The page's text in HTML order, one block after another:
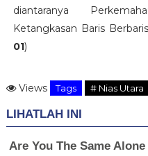
diantaranya
Ketangkasan Baris
01)
Views Tags # Nias Utara